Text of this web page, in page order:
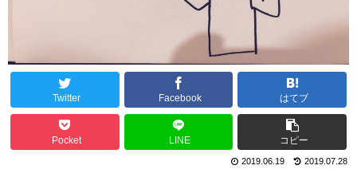
Twitter Facebook はてブ
Pocket LINE コピー
2019.07.28
2019.06.19